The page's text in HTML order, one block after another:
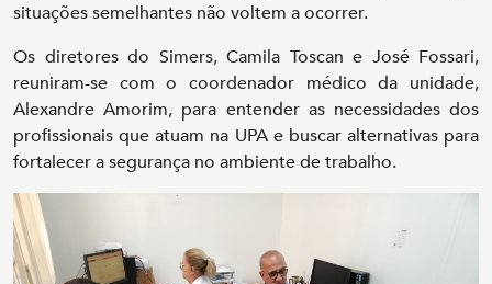
situações semelhantes não voltem a ocorrer.
Os diretores do Simers, Camila Toscan e José Fossari,
reuniram-se com o coordenador médico da unidade,
Alexandre Amorim, para entender as necessidades dos
profissionais que atuam na UPA e buscar alternativas para
fortalecer a segurança no ambiente de trabalho.